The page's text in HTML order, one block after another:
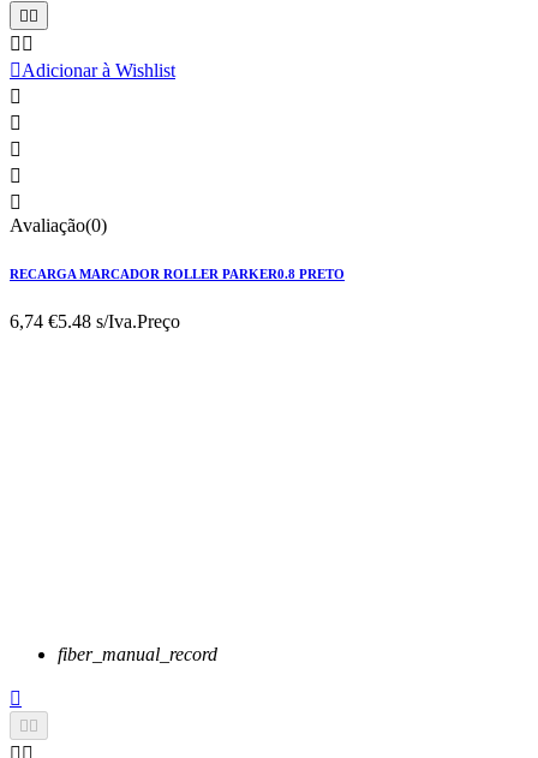
 
 
Adicionar à Wishlist





Avaliação(0)
RECARGA MARCADOR ROLLER PARKER0.8 PRETO
6,74 €5.48 s/Iva.Preço
fiber_manual_record


 